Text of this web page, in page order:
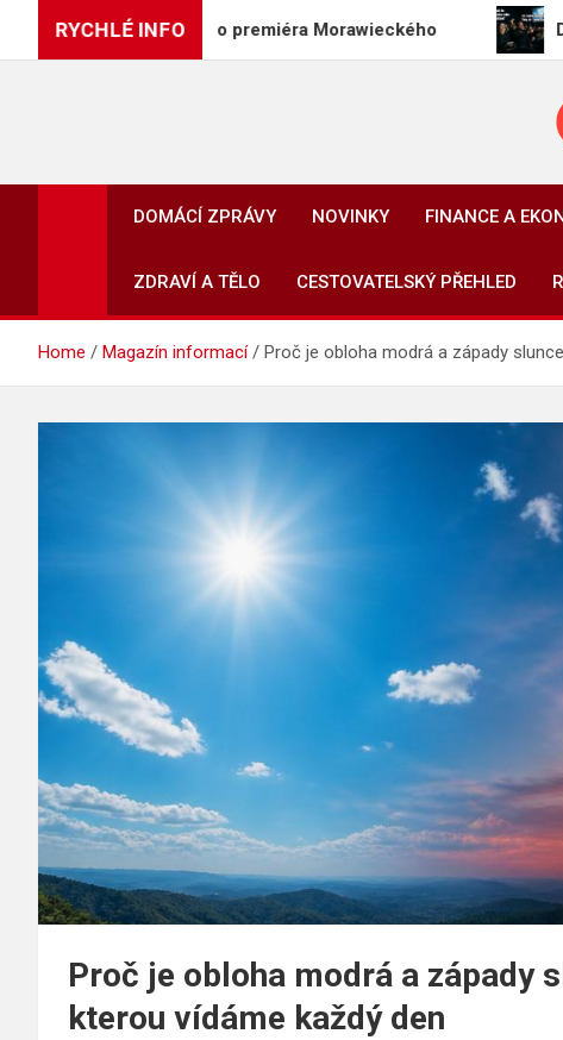
RYCHLÉ INFO
bývalého premiéra Morawieckého Divácký zájem
DOMÁCÍ ZPRÁVY NOVINKY FINANCE A
ZDRAVÍ A TĚLO CESTOVATELSKÝ PŘEHLED
Home Magazín informací Proč je obloha modrá a západy
Proč je obloha modrá a západy
kterou vídáme každý den